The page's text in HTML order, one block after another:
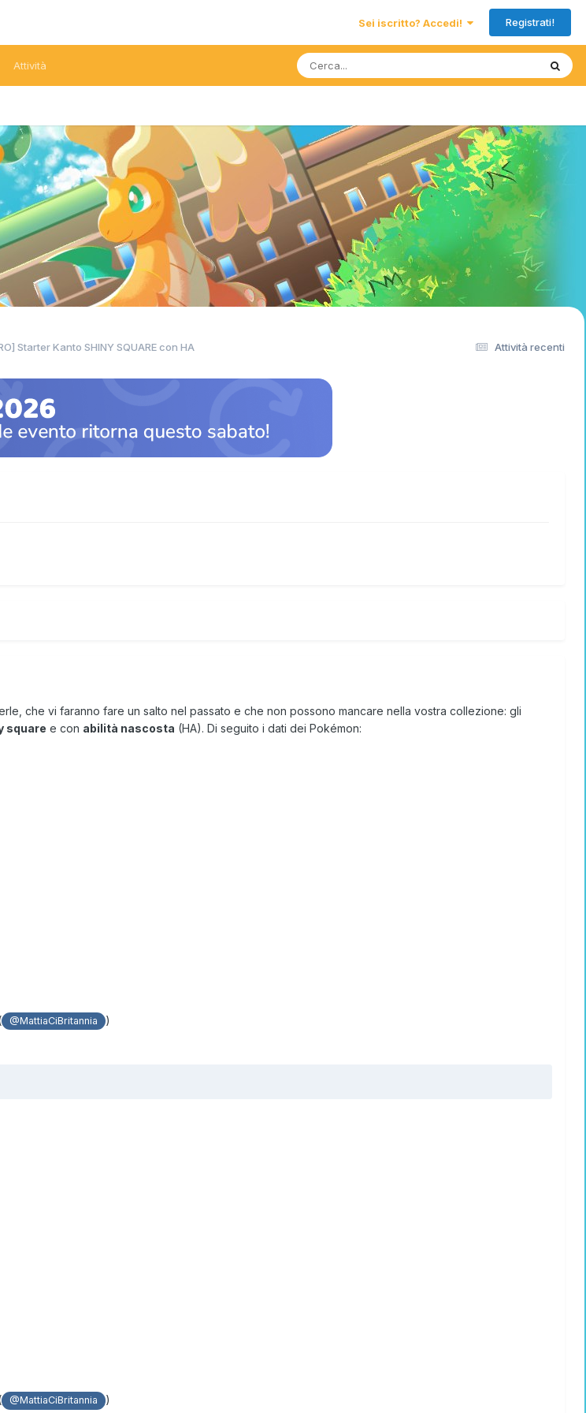
Sei iscritto? Accedi! Registrati!
Attività
Attività recenti
Starter Kanto SHINY SQUARE con HA
che vi faranno fare un salto nel passato e che non possono mancare nella vostra collezione: gli
square e con abilità nascosta (HA). Di seguito i dati dei Pokémon:
@MattiaCiBritannia )
@MattiaCiBritannia )